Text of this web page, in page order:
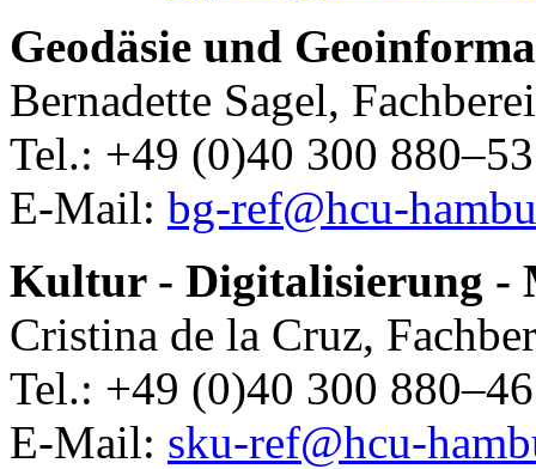
Geodäsie und
Bernadette Sagel,
Tel.: +49 (0)40 300
E-Mail: bg-ref@hcu-
Kultur - Digitalisierung -
Cristina de la Cruz,
Tel.: +49 (0)40 300
E-Mail: sku-ref@hcu-